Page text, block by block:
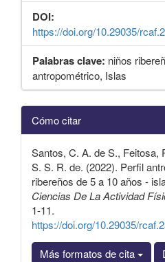
DOI:
https://doi.org/10.29035/
Palabras clave: niños
antropométrico, Islas
Detalles
del
artículo
Cómo citar
Santos, C. A. de S., Feitosa,
S. S. R. de. (2022). Perfil
ribereños de 5 a 10 años -
Ciencias De La Actividad
1-11.
https://doi.org/10.29035/
Más formatos de cita